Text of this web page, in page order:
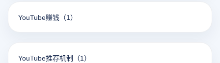
YouTube赚钱 （1）
YouTube推荐机制 （1）